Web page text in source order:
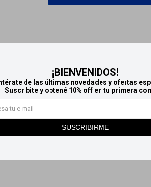
¡BIENVENIDOS!
de las últimas novedades y ofertas
Suscribite y obtené 10% off en tu primera
SUSCRIBIRME